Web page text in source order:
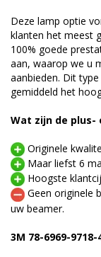
Deze lamp optie
klanten het meest
100% goede
aan, waarop we u
aanbieden. Dit
gemiddeld het
Wat zijn de plus-
Originele
Maar liefst 6
Hoogste
Geen originele
uw beamer.
3M 78-6969-